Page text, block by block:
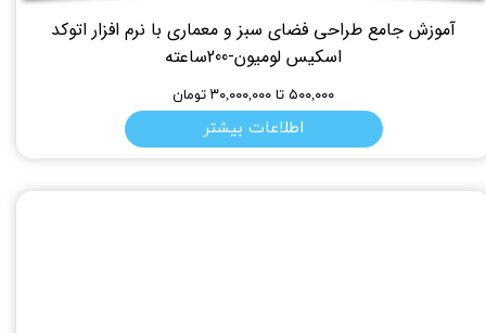
آموزش جامع طراحی فضای سبز و معماری با نرم افزار اتوکد
اسکیس لومیون-200ساعته
۵۰۰,۰۰۰ تا ۳۰,۰۰۰,۰۰۰ تومان
اطلاعات بیشتر